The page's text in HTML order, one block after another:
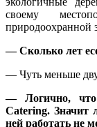
своему
природоохранной
— Сколько лет
— Чуть меньше
— Логично, что
Catering. Значит
ней работать не